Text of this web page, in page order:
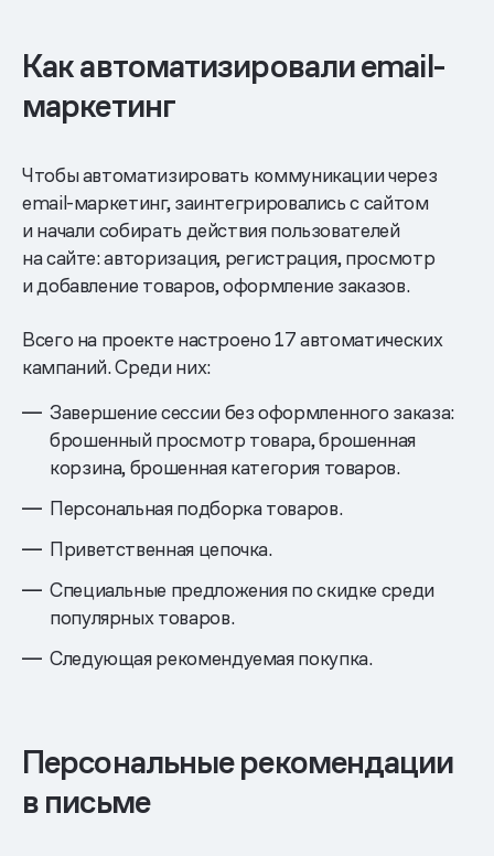
Как автоматизировали email-
маркетинг
Чтобы автоматизировать коммуникации через
email-маркетинг, заинтегрировались с сайтом
и начали собирать действия пользователей
на сайте: авторизация, регистрация, просмотр
и добавление товаров, оформление заказов.
Всего на проекте настроено 17 автоматических
кампаний. Среди них:
Завершение сессии без оформленного заказа:
брошенный просмотр товара, брошенная
корзина, брошенная категория товаров.
Персональная подборка товаров.
Приветственная цепочка.
Специальные предложения по скидке среди
популярных товаров.
Следующая рекомендуемая покупка.
Персональные рекомендации
в письме